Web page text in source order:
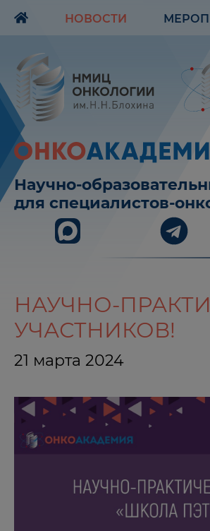
НОВОСТИ
Научно-
для специалистов-
НАУЧНО-
УЧАСТНИКОВ!
21 марта 2024